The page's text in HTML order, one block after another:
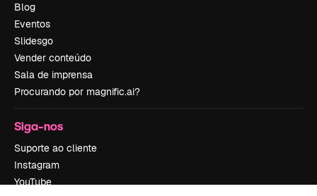
Blog
Eventos
Slidesgo
Vender conteúdo
Sala de imprensa
Procurando por magnific.ai?
Siga-nos
Suporte ao cliente
Instagram
YouTube